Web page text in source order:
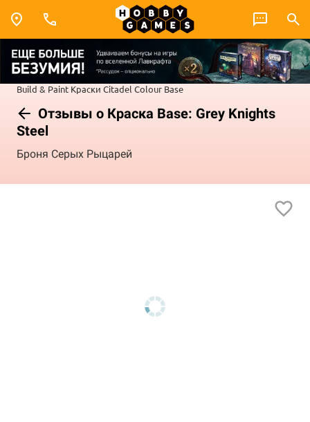
Build & Paint Краски Citadel Colour Base
Отзывы о Краска Base: Grey Knights
Steel
Броня Серых Рыцарей